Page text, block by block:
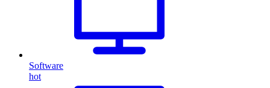
Software
hot